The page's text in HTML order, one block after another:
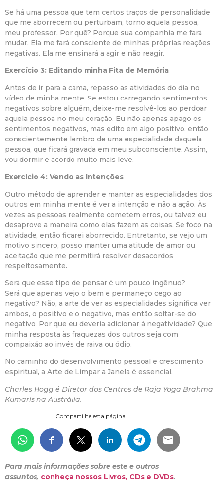
Se há uma pessoa que tem certos traços de personalidade
que me aborrecem ou perturbam, torno aquela pessoa,
meu professor. Por quê? Porque sua companhia me fará
mudar. Ela me fará consciente de minhas próprias reações
negativas. Ela me ensinará a agir e não reagir.
Exercício 3: Editando minha Fita de Memória
Antes de ir para a cama, repasso as atividades do dia no
vídeo de minha mente. Se estou carregando sentimentos
negativos sobre alguém, deixe-me resolvê-los ao perdoar
aquela pessoa no meu coração. Eu não apenas apago os
sentimentos negativos, mas edito em algo positivo, então
conscientemente lembro de uma especialidade daquela
pessoa, que ficará gravada em meu subconsciente. Assim,
vou dormir e acordo muito mais leve.
Exercício 4: Vendo as Intenções
Outro método de aprender e manter as especialidades dos
outros em minha mente é ver a intenção e não a ação. Às
vezes as pessoas realmente cometem erros, ou talvez eu
desaprove a maneira como elas fazem as coisas. Se foco na
atividade, então ficarei aborrecido. Entretanto, se vejo um
motivo sincero, posso manter uma atitude de amor ou
aceitação que me permitirá resolver desacordos
respeitosamente.
Será que esse tipo de pensar é um pouco ingênuo?
Será que apenas vejo o bem e permaneço cego ao
negativo? Não, a arte de ver as especialidades significa ver
ambos, o positivo e o negativo, mas então soltar-se do
negativo. Por que eu deveria adicionar à negatividade? Que
minha resposta às fraquezas dos outros seja com
compaixão ao invés de raiva ou ódio.
No caminho do desenvolvimento pessoal e crescimento
espiritual, a Arte de Limpar a Janela é essencial.
Charles Hogg é Diretor dos Centros de Raja Yoga Brahma
Kumaris na Austrália.
Compartilhe esta página...
Para mais informações sobre este e outros
assuntos, conheça nossos Livros, CDs e DVDs.